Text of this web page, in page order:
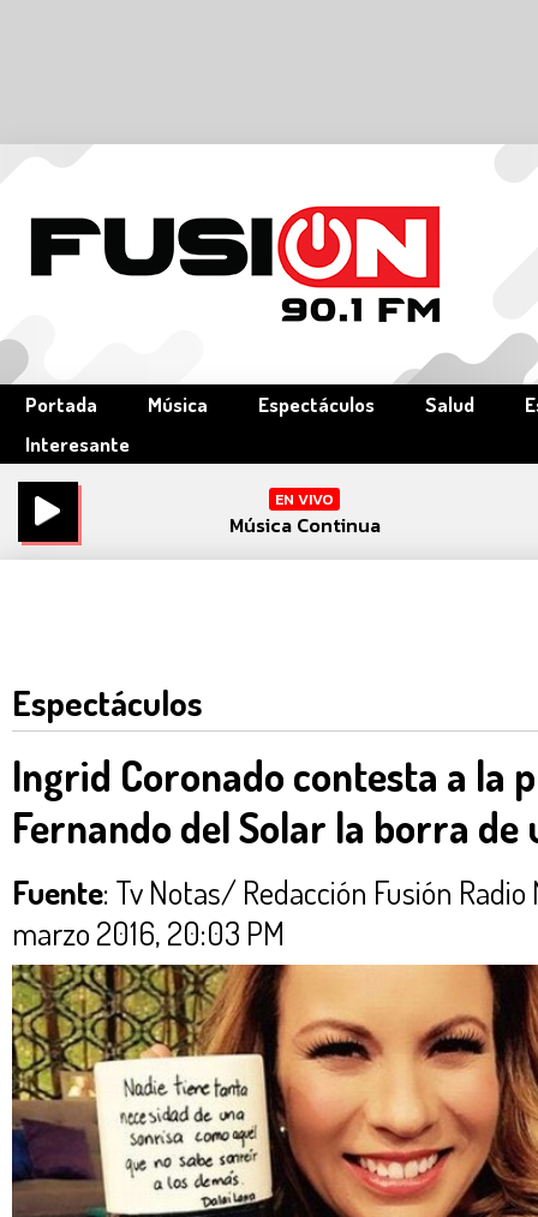
Portada Música Espectáculos Salud
Interesante
EN VIVO
Música Continua
Espectáculos
Ingrid Coronado contesta a la
Fernando del Solar la borra de
Fuente: Tv Notas/ Redacción Fusión
marzo 2016, 20:03 PM